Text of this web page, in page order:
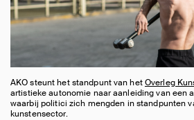
AKO steunt het standpunt van hetOverleg
artistieke autonomie naar aanleiding van een
waarbij politici zich mengden in standpunten
kunstensector.